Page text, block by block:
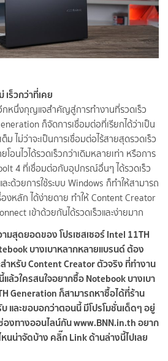
เร็วกว่าที่เคย
กหนึ่งกุญแจสำคัญสู่การทำงานที่รวดเร็ว
ก็จัดการเชื่อมต่อที่เรียกได้ว่าเป็น
ม ไม่ว่าจะเป็นการเชื่อมต่อไร้สายสุดรวดเร็ว
อนไวได้รวดเร็วกว่าเดิมหลายเท่า หรือการ
4 ที่เชื่อมต่อกับอุปกรณ์อื่นๆ ได้รวดเร็ว
ะด้วยการใช้ระบบ Windows ก็ทำให้สามารถ
งหลัก ได้ง่ายดาย ทำให้ Content Creator
เข้าด้วยกันได้รวดเร็วและง่ายมาก
มสุดยอดของ โปรเซสเซอร์ Intel 11TH
บางเบาหลากหลายแบรนด์ ต้อง
ำหรับ Content Creator ตัวจริง ที่ทำงาน
ล้วใครสนใจอยากซื้อ Notebook บางเบา
Generation ก็สามารถหาซื้อได้ที่ร้าน
และขอบอกว่าตอนนี้ มีโปรโมชั่นเด็ดๆ อยู่
งทางออนไลน์กัน www.BNN.in.th อยาก
นน่าจัดบ้าง คลิ๊ก Link ด้านล่างนี้ไปเลย